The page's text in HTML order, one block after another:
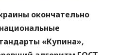
окончательно
«Купина»,